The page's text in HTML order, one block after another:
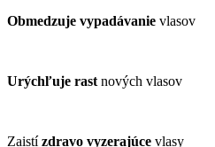
Obmedzuje vypadávanie vlasov
Urýchľuje rast nových vlasov
Zaistízdravo vyzerajúce vlasy